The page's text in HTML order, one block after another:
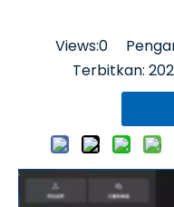
Views:0
Terbitkan: